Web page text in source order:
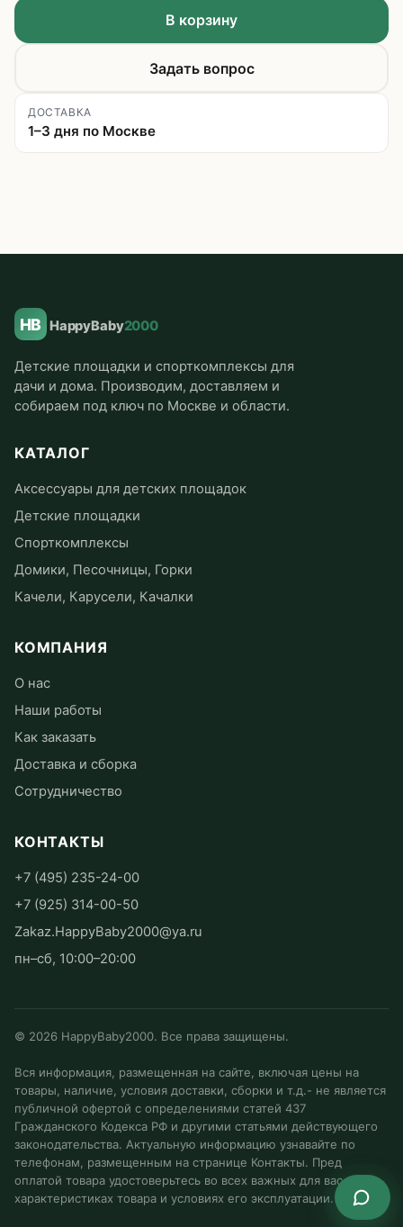
В корзину
Задать вопрос
ДОСТАВКА
1–3 дня по Москве
HB HappyBaby2000
Детские площадки и спорткомплексы для
дачи и дома. Производим, доставляем и
собираем под ключ по Москве и области.
КАТАЛОГ
Аксессуары для детских площадок
Детские площадки
Спорткомплексы
Домики, Песочницы, Горки
Качели, Карусели, Качалки
КОМПАНИЯ
О нас
Наши работы
Как заказать
Доставка и сборка
Сотрудничество
КОНТАКТЫ
+7 (495) 235-24-00
+7 (925) 314-00-50
Zakaz.HappyBaby2000@ya.ru
пн–сб, 10:00–20:00
© 2026 HappyBaby2000. Все права защищены.
Вся информация, размещенная на сайте, включая цены на
товары, наличие, условия доставки, сборки и т.д.- не является
публичной офертой с определениями статей 437
Гражданского Кодекса РФ и другими статьями действующего
законодательства. Актуальную информацию узнавайте по
телефонам, размещенным на странице Контакты. Пред
оплатой товара удостоверьтесь во всех важных для вас
характеристиках товара и условиях его эксплуатации.